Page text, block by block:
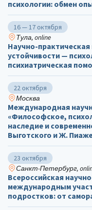
психологии: обмен
16 — 17 октября
Тула, online
Научно-
устойчивости —
психиатрическая
22 октября
Москва
Международная
«Философское,
наследие и
Выготского и Ж.
23 октября
Санкт-Петербург,
Всероссийская
международным
подростков: от